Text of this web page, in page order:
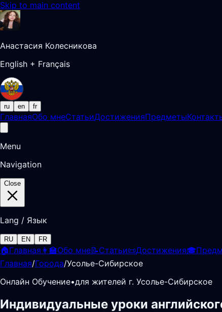
Skip to main content
Анастасия Колесникова
English + Français
ru en fr
ГлавнаяОбо мнеСтатьиДостиженияПредметы
Menu
Navigation
Close
Lang / Язык
RU EN FR
🏠Главная 👩‍🏫Обо мне📝Статьи📜Достижения🎓
Главная/Города/Усолье-Сибирское
Онлайн Обучение•для жителей г. Усолье-Сибирское
Индивидуальные уроки